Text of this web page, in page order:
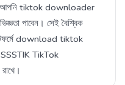
আপনি tiktok downloader
পাবেন। সেই বৈশ্বিক
download tiktok
TikTok